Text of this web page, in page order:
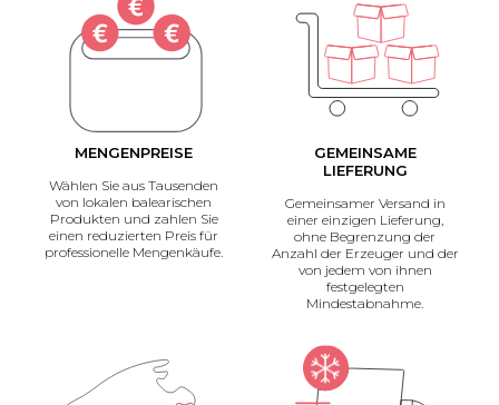
MENGENPREISE
Wählen Sie aus Tausenden
von lokalen balearischen
Produkten und zahlen Sie
einen reduzierten Preis für
professionelle Mengenkäufe.
GEMEINSAME
LIEFERUNG
Gemeinsamer Versand in
einer einzigen Lieferung,
ohne Begrenzung der
Anzahl der Erzeuger und der
von jedem von ihnen
festgelegten
Mindestabnahme.